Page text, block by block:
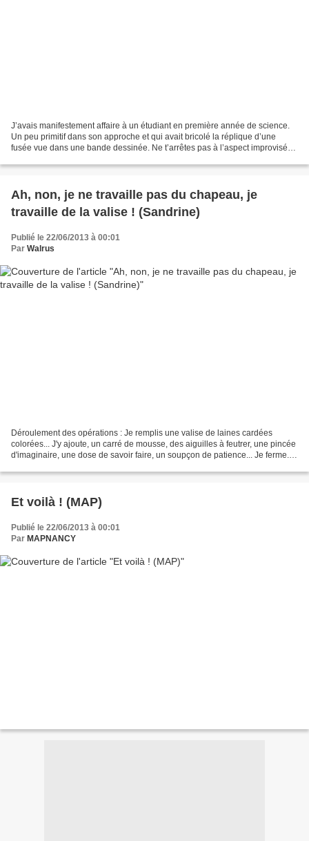
J’avais manifestement affaire à un étudiant en première année de science.
Un peu primitif dans son approche et qui avait bricolé la réplique d’une
fusée vue dans une bande dessinée. Ne t’arrêtes pas à l’aspect improvisé
Ah, non, je ne travaille pas du chapeau, je
travaille de la valise ! (Sandrine)
Publié le 22/06/2013 à 00:01
Par Walrus
Déroulement des opérations : Je remplis une valise de laines cardées
colorées... J'y ajoute, un carré de mousse, des aiguilles à feutrer, une pincée
d'imaginaire, une dose de savoir faire, un soupçon de patience... Je ferme.
Et voilà ! (MAP)
Publié le 22/06/2013 à 00:01
Par MAPNANCY